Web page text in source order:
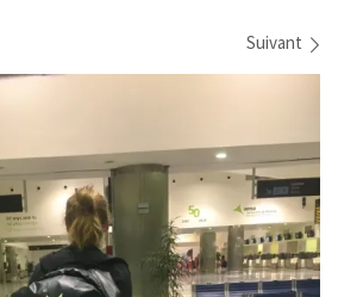
les images Suivant